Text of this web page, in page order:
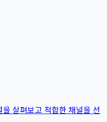
살펴보고 적합한 채널을 선